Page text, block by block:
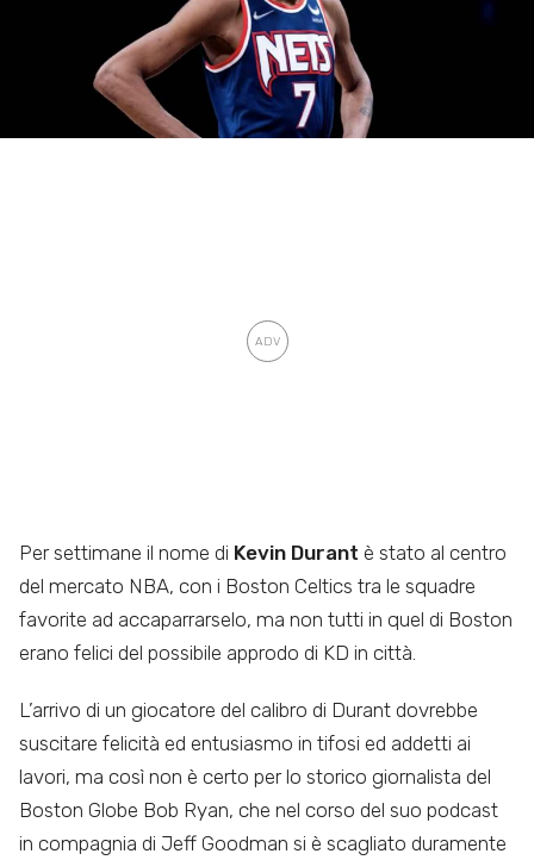
Per settimane il nome di Kevin Durant è stato al centro
del mercato NBA, con i Boston Celtics tra le squadre
favorite ad accaparrarselo, ma non tutti in quel di Boston
erano felici del possibile approdo di KD in città.
L’arrivo di un giocatore del calibro di Durant dovrebbe
suscitare felicità ed entusiasmo in tifosi ed addetti ai
lavori, ma così non è certo per lo storico giornalista del
Boston Globe Bob Ryan, che nel corso del suo podcast
in compagnia di Jeff Goodman si è scagliato duramente